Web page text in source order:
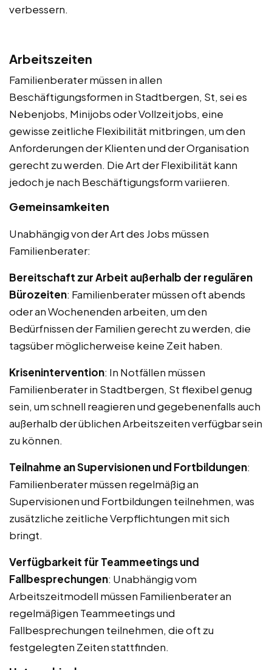
verbessern.
Arbeitszeiten
Familienberater müssen in allen
Beschäftigungsformen in Stadtbergen, St, sei es
Nebenjobs, Minijobs oder Vollzeitjobs, eine
gewisse zeitliche Flexibilität mitbringen, um den
Anforderungen der Klienten und der Organisation
gerecht zu werden. Die Art der Flexibilität kann
jedoch je nach Beschäftigungsform variieren.
Gemeinsamkeiten
Unabhängig von der Art des Jobs müssen
Familienberater:
Bereitschaft zur Arbeit außerhalb der regulären
Bürozeiten: Familienberater müssen oft abends
oder an Wochenenden arbeiten, um den
Bedürfnissen der Familien gerecht zu werden, die
tagsüber möglicherweise keine Zeit haben.
Krisenintervention: In Notfällen müssen
Familienberater in Stadtbergen, St flexibel genug
sein, um schnell reagieren und gegebenenfalls auch
außerhalb der üblichen Arbeitszeiten verfügbar sein
zu können.
Teilnahme an Supervisionen und Fortbildungen:
Familienberater müssen regelmäßig an
Supervisionen und Fortbildungen teilnehmen, was
zusätzliche zeitliche Verpflichtungen mit sich
bringt.
Verfügbarkeit für Teammeetings und
Fallbesprechungen: Unabhängig vom
Arbeitszeitmodell müssen Familienberater an
regelmäßigen Teammeetings und
Fallbesprechungen teilnehmen, die oft zu
festgelegten Zeiten stattfinden.